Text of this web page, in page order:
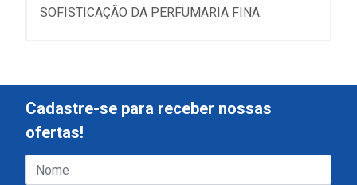
SOFISTICAÇÃO DA PERFUMARIA FINA.
Cadastre-se para receber nossas
ofertas!